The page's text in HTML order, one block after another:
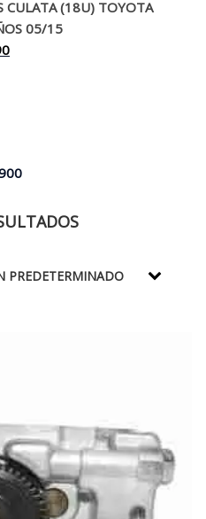
actual
es:
$17.990.
CULATA (18U) TOYOTA
05/15
El